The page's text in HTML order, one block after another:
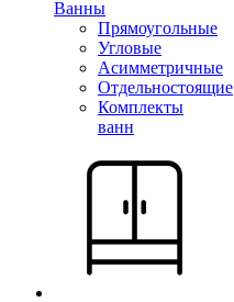
Ванны
Прямоугольные
Угловые
Асимметричные
Отдельностоящие
Комплекты
ванн